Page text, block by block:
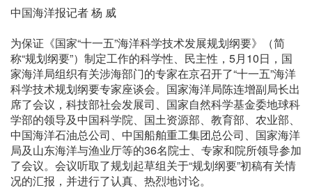
中国海洋报记者 杨 威
为保证《国家“十一五”海洋科学技术发展规划纲要》（简
称“规划纲要”）制定工作的科学性、民主性，5月10日，国
家海洋局组织有关涉海部门的专家在京召开了“十一五”海洋
科学技术规划纲要专家座谈会。国家海洋局陈连增副局长出
席了会议，科技部社会发展司、国家自然科学基金委地球科
学部的领导及中国科学院、国土资源部、教育部、农业部、
中国海洋石油总公司、中国船舶重工集团总公司、国家海洋
局及山东海洋与渔业厅等的36名院士、专家和院所领导参加
了会议。会议听取了规划起草组关于“规划纲要”初稿有关情
况的汇报，并进行了认真、热烈地讨论。